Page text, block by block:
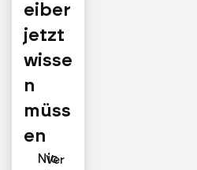
eiber
jetzt
wisse
n
müss
en
Nic
Ver